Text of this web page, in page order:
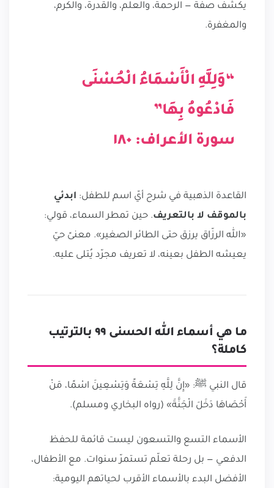
يكشف صفة — الرحمة، والعلم، والقدرة، والكرم،
والمغفرة.
“وَلِلَّهِ الْأَسْمَاءُ الْحُسْنَى
فَادْعُوهُ بِهَا”
سورة الأعراف: ١٨٠
القاعدة الذهبية في شرح أيّ اسم للطفل: ابدئي
بالموقف لا بالتعريف. حين تمطر السماء، قولي:
«الله الرزّاق يرزق حتى الطائر الصغير». معنىً حيّ
يعيشه الطفل بعينه، لا تعريف مجرّد يُتلى عليه.
ما هي أسماء الله الحسنى ٩٩ بالترتيب
كاملة؟
قال النبي ﷺ: «إِنَّ لِلَّهِ تِسْعَةً وَتِسْعِينَ اسْمًا، مَنْ
أَحْصَاهَا دَخَلَ الْجَنَّةَ» (رواه البخاري ومسلم).
الأسماء التسع والتسعون ليست قائمة للحفظ
الدفعي — بل رحلة تعلّم تستمرّ سنوات. مع الأطفال،
الأفضل البدء بالأسماء الأقرب لحياتهم اليومية: